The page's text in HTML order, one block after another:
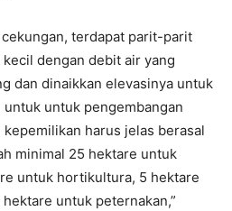
terdapat parit-parit
dengan debit air yang
dan dinaikkan elevasinya untuk
untuk pengembangan
harus jelas berasal
minimal 25 hektare untuk
untuk hortikultura, 5 hektare
untuk peternakan,”